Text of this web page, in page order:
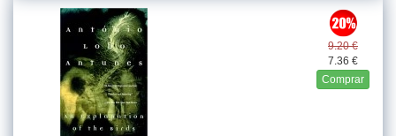
9.20 €
7.36 €
Comprar